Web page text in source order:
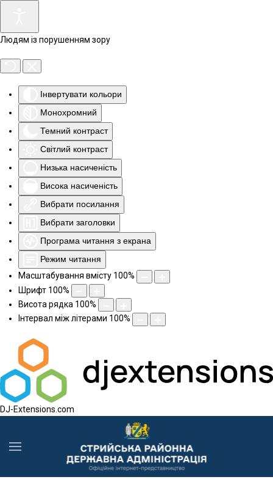
Людям із порушенням зору
Інвертувати кольори
Монохромний
Темний контраст
Світлий контраст
Низька насиченість
Висока насиченість
Вибрати посилання
Вибрати заголовки
Програма читання з екрана
Режим читання
Масштабування вмісту 100%
Шрифт 100%
Висота рядка 100%
Інтервал між літерами 100%
DJ-Extensions.com